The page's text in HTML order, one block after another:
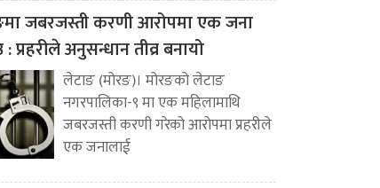
जबरजस्ती करणी आरोपमा एक जना
: प्रहरीले अनुसन्धान तीव्र बनायो
लेटाङ (मोरङ)। मोरङको लेटाङ
नगरपालिका-९ मा एक महिलामाथि
जबरजस्ती करणी गरेको आरोपमा प्रहरीले
एक जनालाई